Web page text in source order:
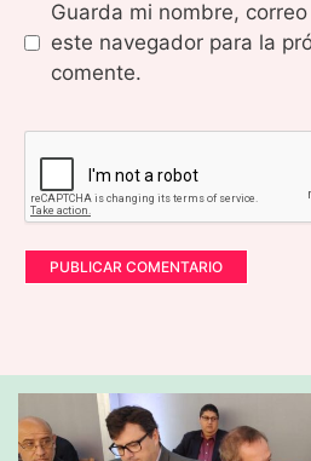
Guarda mi nombre,
este navegador para la
comente.